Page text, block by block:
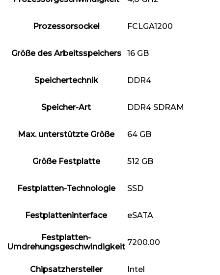
Prozessorsockel ‎FCLGA1200
Größe des Arbeitsspeichers ‎16 GB
Speichertechnik ‎DDR4
Speicher-Art ‎DDR4 SDRAM
Max. unterstützte Größe ‎64 GB
Größe Festplatte ‎512 GB
Festplatten-Technologie ‎SSD
Festplatteninterface ‎eSATA
Festplatten-
Umdrehungsgeschwindigkeit ‎7200.00
Chipsatzhersteller ‎Intel